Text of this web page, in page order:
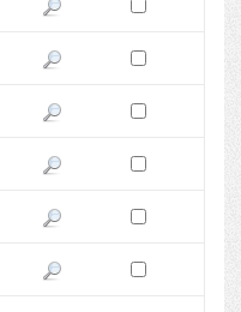
Pokaż podgląd wersji z dnia
Zaznacz wersję do
Pokaż podgląd wersji z dnia
Zaznacz wersję do
Pokaż podgląd wersji z dnia
Zaznacz wersję do
Pokaż podgląd wersji z dnia
Zaznacz wersję do
Pokaż podgląd wersji z dnia
Zaznacz wersję do
Pokaż podgląd wersji z dnia
Zaznacz wersję do